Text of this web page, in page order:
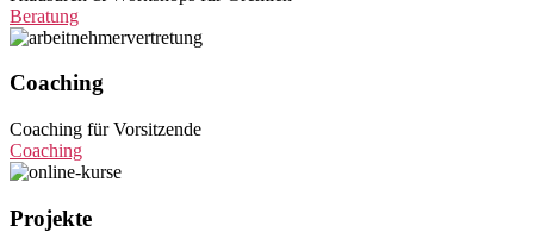
Beratung
Coaching
Coaching für Vorsitzende
Coaching
Projekte